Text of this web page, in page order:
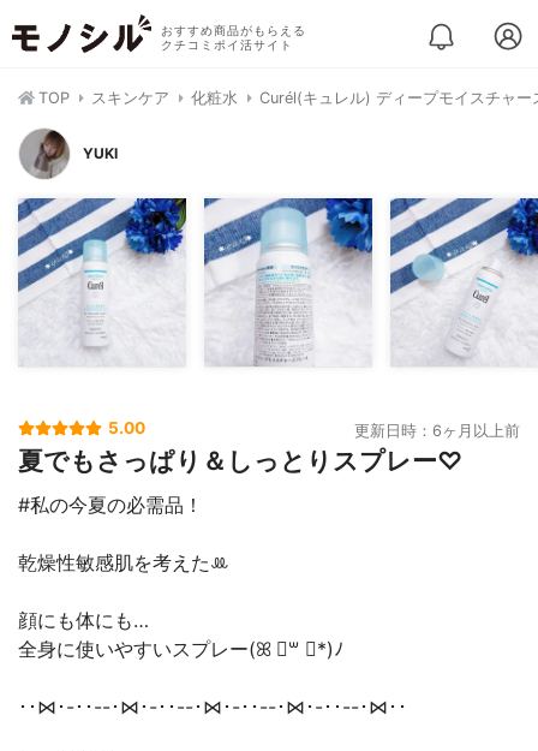
おすすめ商品がもらえる
クチコミポイ活サイト
TOP スキンケア 化粧水 Curél(キュレル) ディープモイスチャー
YUKI
5.00 更新日時：6ヶ月以上前
夏でもさっぱり＆しっとりスプレー♡
#私の今夏の必需品！
乾燥性敏感肌を考えた‪ꔛ‬
顔にも体にも…
全身に使いやすいスプレー(ꕤ ॑꒳ ॑*)ﾉ
･･⋈･-･･--･⋈･-･･--･⋈･-･･--･⋈･-･･--･⋈･･